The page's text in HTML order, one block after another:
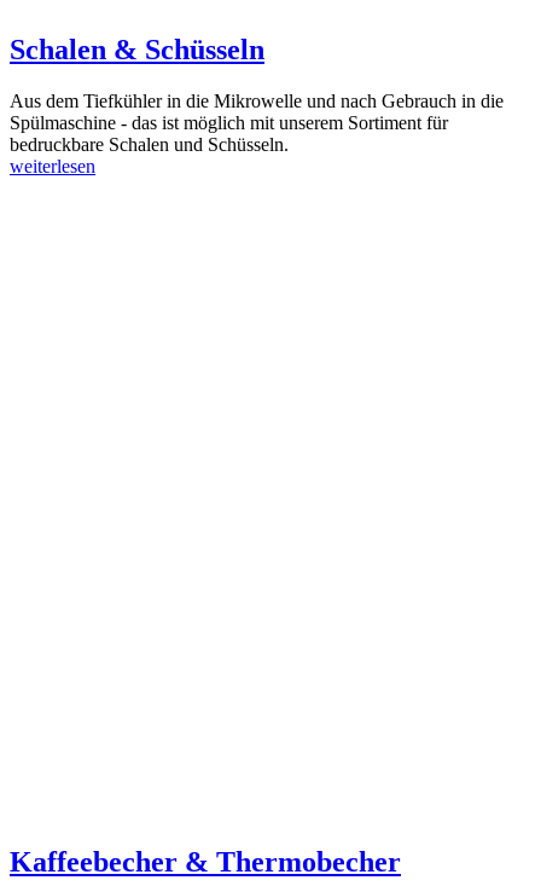
Schalen & Schüsseln
Aus dem Tiefkühler in die Mikrowelle und nach Gebrauch in die
Spülmaschine - das ist möglich mit unserem Sortiment für
bedruckbare Schalen und Schüsseln.
weiterlesen
Kaffeebecher & Thermobecher